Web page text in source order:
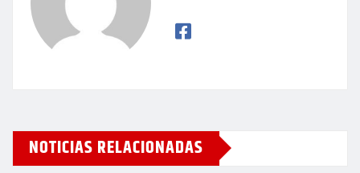
NOTICIAS RELACIONADAS